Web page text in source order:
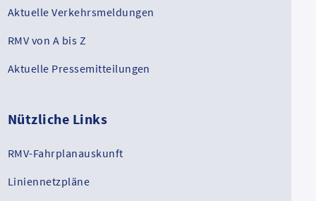
Aktuelle Verkehrsmeldungen
RMV von A bis Z
Aktuelle Pressemitteilungen
Nützliche Links
RMV-Fahrplanauskunft
Liniennetzpläne